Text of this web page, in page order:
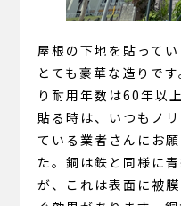
屋根の下地を貼って
とても豪華な造りで
り耐用年数は60年以
貼る時は、いつもノ
ている業者さんにお
た。銅は鉄と同様に
が、これは表面に被